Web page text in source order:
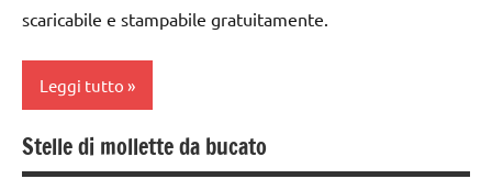
4a
avvento
albero
di
scaricabile e stampabile gratuitamente.
Leggi tutto
albero
di
Stelle di mollette da bucato